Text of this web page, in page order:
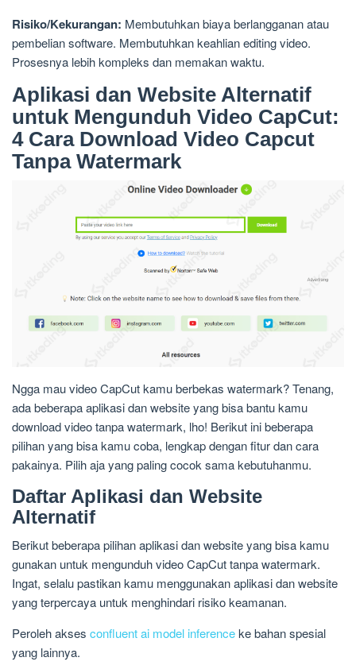
Risiko/Kekurangan: Membutuhkan biaya berlangganan atau
pembelian software. Membutuhkan keahlian editing video.
Prosesnya lebih kompleks dan memakan waktu.
Aplikasi dan Website Alternatif
untuk Mengunduh Video CapCut:
4 Cara Download Video Capcut
Tanpa Watermark
Ngga mau video CapCut kamu berbekas watermark? Tenang,
ada beberapa aplikasi dan website yang bisa bantu kamu
download video tanpa watermark, lho! Berikut ini beberapa
pilihan yang bisa kamu coba, lengkap dengan fitur dan cara
pakainya. Pilih aja yang paling cocok sama kebutuhanmu.
Daftar Aplikasi dan Website
Alternatif
Berikut beberapa pilihan aplikasi dan website yang bisa kamu
gunakan untuk mengunduh video CapCut tanpa watermark.
Ingat, selalu pastikan kamu menggunakan aplikasi dan website
yang terpercaya untuk menghindari risiko keamanan.
Peroleh akses confluent ai model inferenceke bahan spesial
yang lainnya.